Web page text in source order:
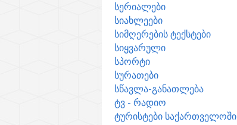
სერიალები
სიახლეები
სიმღერების ტექსტები
სიყვარული
სპორტი
სურათები
სწავლა-განათლება
ტვ - რადიო
ტურისტები საქართველოში